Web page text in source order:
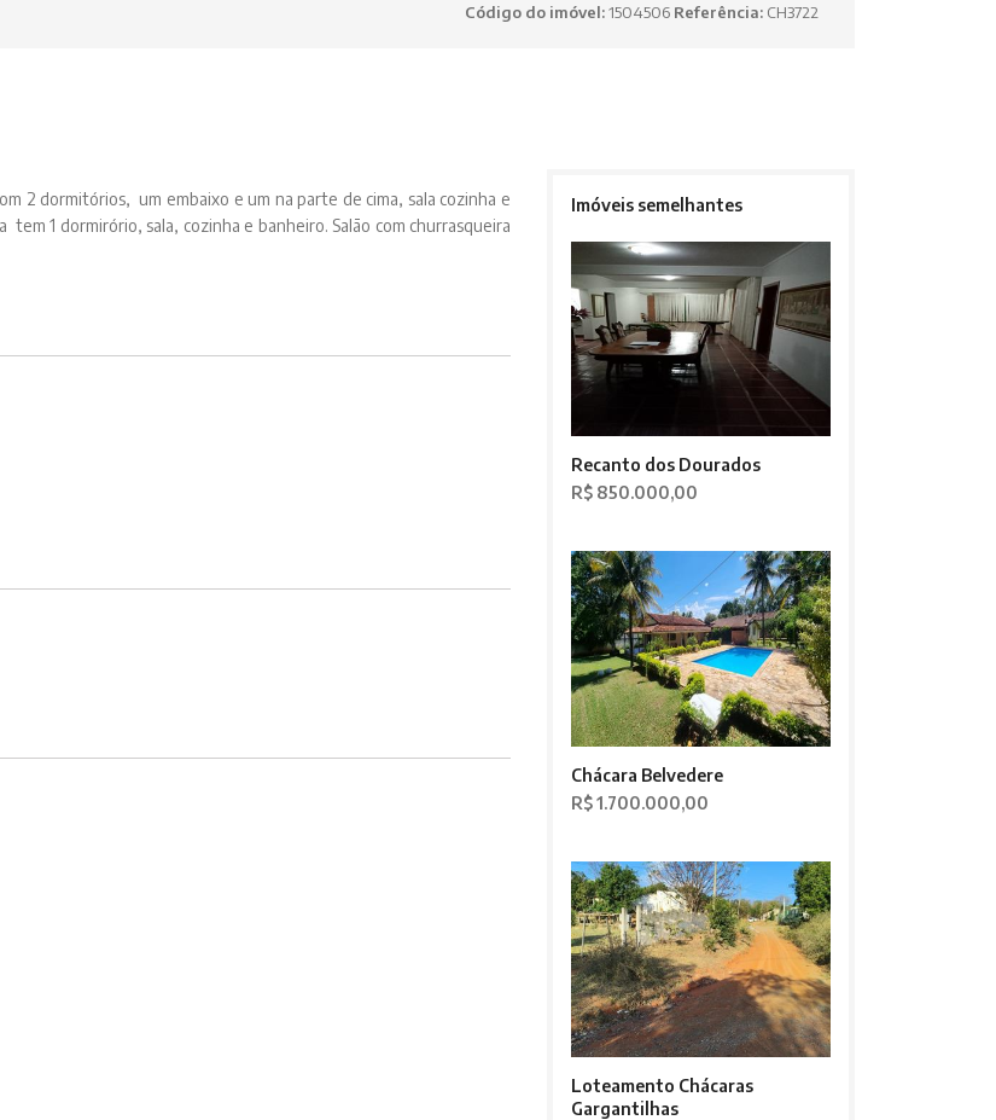
Código do imóvel:1504506 Referência: CH3722
2 dormitórios, um embaixo e um na parte de cima, sala cozinha e
tem 1 dormirório, sala, cozinha e banheiro. Salão com churrasqueira
Imóveis semelhantes
Recanto dos Dourados
R$ 850.000,00
Chácara Belvedere
R$ 1.700.000,00
Loteamento Chácaras
Gargantilhas